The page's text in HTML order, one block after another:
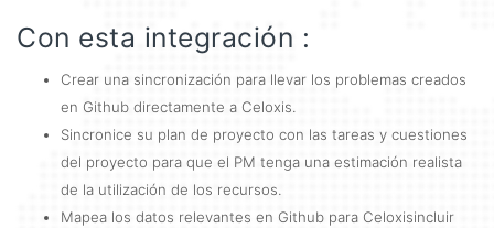
Con esta integración :
Crear una sincronización para llevar los problemas creados
en Github directamente a Celoxis.
Sincronice su plan de proyecto con las tareas y cuestiones
del proyecto para que el PM tenga una estimación realista
de la utilización de los recursos.
Mapea los datos relevantes en Github para Celoxisincluir